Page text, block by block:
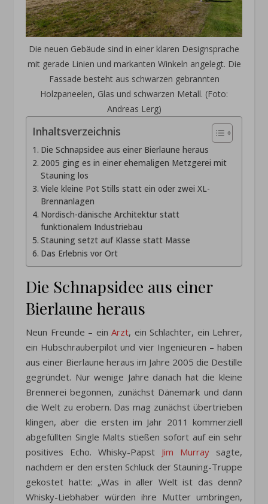
Die neuen Gebäude sind in einer klaren Designsprache
mit gerade Linien und markanten Winkeln angelegt. Die
Fassade besteht aus schwarzen gebrannten
Holzpaneelen, Glas und schwarzen Metall. (Foto:
Andreas Lerg)
Inhaltsverzeichnis
Die Schnapsidee aus einer Bierlaune heraus
2005 ging es in einer ehemaligen Metzgerei mit
Stauning los
Viele kleine Pot Stills statt ein oder zwei XL-
Brennanlagen
Nordisch-dänische Architektur statt
funktionalem Industriebau
Stauning setzt auf Klasse statt Masse
Das Erlebnis vor Ort
Die Schnapsidee aus einer
Bierlaune heraus
Neun Freunde – ein Arzt, ein Schlachter, ein Lehrer,
ein Hubschrauberpilot und vier Ingenieuren – haben
aus einer Bierlaune heraus im Jahre 2005 die Destille
gegründet. Nur wenige Jahre danach hat die kleine
Brennerei begonnen, zunächst Dänemark und dann
die Welt zu erobern. Das mag zunächst übertrieben
klingen, aber die ersten im Jahr 2011 kommerziell
abgefüllten Single Malts stießen sofort auf ein sehr
positives Echo. Whisky-Papst Jim Murray sagte,
nachdem er den ersten Schluck der Stauning-Truppe
gekostet hatte: „Was in aller Welt ist das denn?
Whisky-Liebhaber würden ihre Mutter umbringen,